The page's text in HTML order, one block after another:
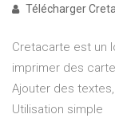
Télécharger
Cretacarte est un
imprimer des
Ajouter des
Utilisation simple